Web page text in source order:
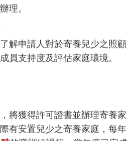
理。
解申請人對於寄養兒少之照顧
員支持度及評估家庭環境。
將獲得許可證書並辦理寄養家
有安置兒少之寄養家庭，每年